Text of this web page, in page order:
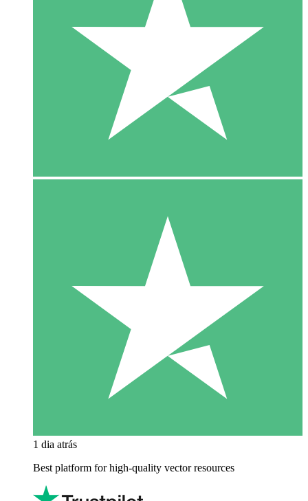
1 dia atrás
Best platform for high-quality vector resources